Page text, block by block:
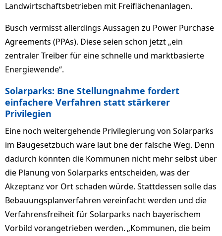
Landwirtschaftsbetrieben mit Freiflächenanlagen.
Busch vermisst allerdings Aussagen zu Power Purchase
Agreements (PPAs). Diese seien schon jetzt „ein
zentraler Treiber für eine schnelle und marktbasierte
Energiewende“.
Solarparks: Bne Stellungnahme fordert
einfachere Verfahren statt stärkerer
Privilegien
Eine noch weitergehende Privilegierung von Solarparks
im Baugesetzbuch wäre laut bne der falsche Weg. Denn
dadurch könnten die Kommunen nicht mehr selbst über
die Planung von Solarparks entscheiden, was der
Akzeptanz vor Ort schaden würde. Stattdessen solle das
Bebauungsplanverfahren vereinfacht werden und die
Verfahrensfreiheit für Solarparks nach bayerischem
Vorbild vorangetrieben werden. „Kommunen, die beim